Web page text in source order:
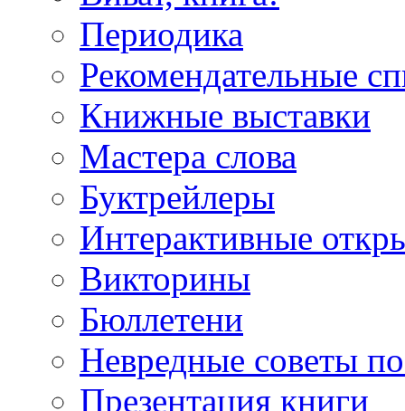
Периодика
Рекомендательные
Книжные выставки
Мастера слова
Буктрейлеры
Интерактивные
Викторины
Бюллетени
Невредные советы
Презентация книги